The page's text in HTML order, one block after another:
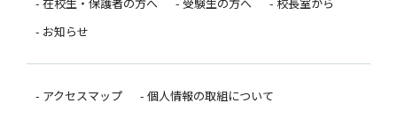
- お知らせ
- アクセスマップ
- 個人情報の取組について